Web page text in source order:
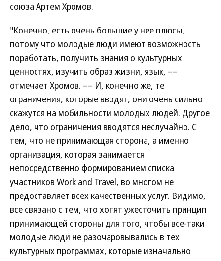
союза Артем Хромов.
"Конечно, есть очень большие у нее плюсы,
потому что молодые люди имеют возможность
поработать, получить знания о культурных
ценностях, изучить образ жизни, язык, ––
отмечает Хромов. –– И, конечно же, те
ограничения, которые вводят, они очень сильно
скажутся на мобильности молодых людей. Другое
дело, что ограничения вводятся неслучайно. С
тем, что не принимающая сторона, а именно
организация, которая занимается
непосредственно формированием списка
участников Work and Travel, во многом не
предоставляет всех качественных услуг. Видимо,
все связано с тем, что хотят ужесточить принцип
принимающей стороны для того, чтобы все-таки
молодые люди не разочаровывались в тех
культурных программах, которые изначально